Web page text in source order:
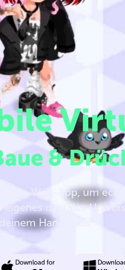
&
Welt-App, um
digitales
Handy aus.
Download for